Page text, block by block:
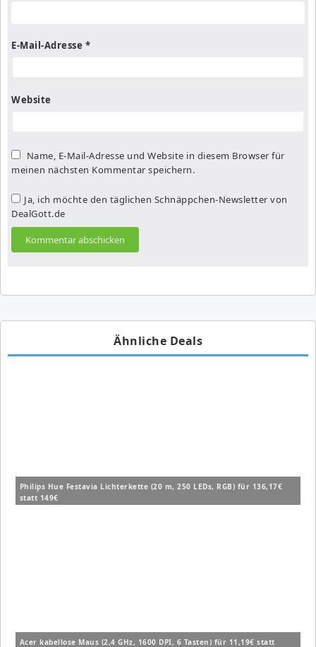
E-Mail-Adresse *
Website
Name, E-Mail-Adresse und Website in diesem Browser für
meinen nächsten Kommentar speichern.
Ja, ich möchte den täglichen Schnäppchen-Newsletter von
DealGott.de
Ähnliche Deals
Philips Hue Festavia Lichterkette (20 m, 250 LEDs, RGB) für 136,17€
statt 149€
Acer kabellose Maus (2,4 GHz, 1600 DPI, 6 Tasten) für 11,19€ statt